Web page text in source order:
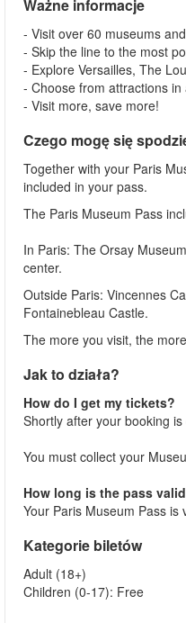
Ważne informacje
- Visit over 60 museums
- Skip the line to the most
- Explore Versailles, The
- Choose from attractions
- Visit more, save more!
Czego mogę się
Together with your Paris
included in your pass.
The Paris Museum Pass
In Paris: The Orsay
center.
Outside Paris: Vincennes
Fontainebleau Castle.
The more you visit, the
Jak to działa?
How do I get my tickets?
Shortly after your booking
You must collect your
How long is the pass
Your Paris Museum Pass
Kategorie biletów
Adult (18+)
Children (0-17): Free